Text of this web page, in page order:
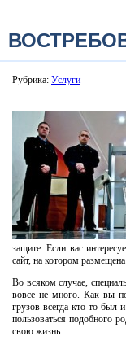
Рубрика: Услуги
защите. Если вас
сайт, на котором
Во всяком случае,
вовсе не много. Как вы
грузов всегда кто-то был
пользоваться подобного
свою жизнь.